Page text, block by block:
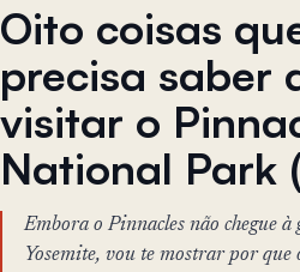
Oito coisas
precisa saber
visitar o
National Park
Embora o Pinnacles não chegue à
Yosemite, vou te mostrar por que